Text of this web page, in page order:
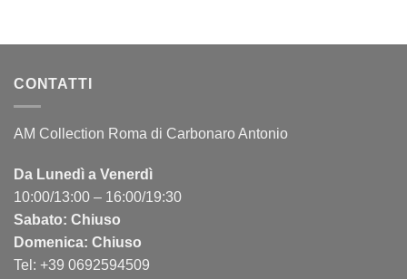
CONTATTI
AM Collection Roma di Carbonaro Antonio
Da Lunedì a Venerdì
10:00/13:00 – 16:00/19:30
Sabato: Chiuso
Domenica: Chiuso
Tel: +39 0692594509